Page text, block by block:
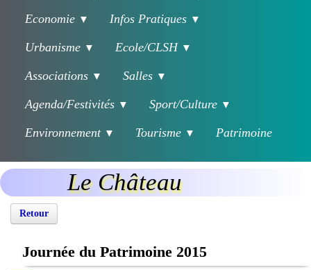
Economie ▼ Infos Pratiques ▼
Urbanisme ▼ Ecole/CLSH ▼
Associations ▼ Salles ▼
Agenda/Festivités ▼ Sport/Culture ▼
Environnement ▼ Tourisme ▼ Patrimoine
Le Château
Retour
Journée du Patrimoine 2015